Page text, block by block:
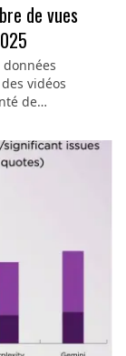
de vues
données
vidéos
de…